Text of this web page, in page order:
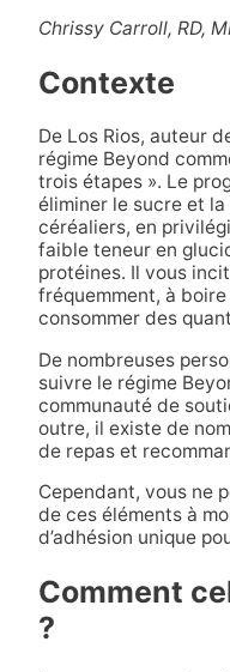
Chrissy Carroll, RD,
Contexte
De Los Rios, auteur
régime Beyond
trois étapes ». Le
éliminer le sucre et
céréaliers, en
faible teneur en
protéines. Il vous
fréquemment, à boire
consommer des
De nombreuses
suivre le régime
communauté de
outre, il existe de
de repas et
Cependant, vous ne
de ces éléments à
d’adhésion unique
Comment
?